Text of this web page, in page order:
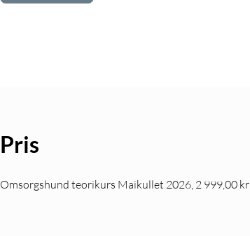
Pris
Omsorgshund teorikurs Maikullet 2026, 2 999,00 kr